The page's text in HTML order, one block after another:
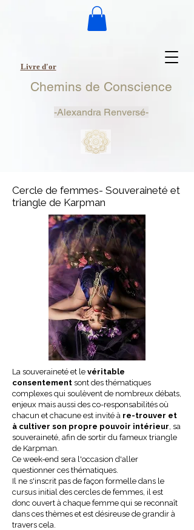
Chemins de Conscience
-Alexandra Renversé-
Livre d'or
Cercle de femmes- Souveraineté et
triangle de Karpman
La souveraineté et le véritable
consentement sont des thématiques
complexes qui soulèvent de nombreux débats,
enjeux mais aussi des co-responsabilités où
chacun et chacune est invité à re-trouver et
à cultiver son propre pouvoir intérieur , sa
souveraineté, afin de sortir du fameux triangle
de Karpman.
Ce week-end sera l'occasion d'aller
questionner ces thématiques.
Il ne s'inscrit pas de façon formelle dans le
cursus initial des cercles de femmes, il est
donc ouvert à chaque femme qui se reconnaît
dans ces thèmes et est désireuse de grandir à
travers cela.